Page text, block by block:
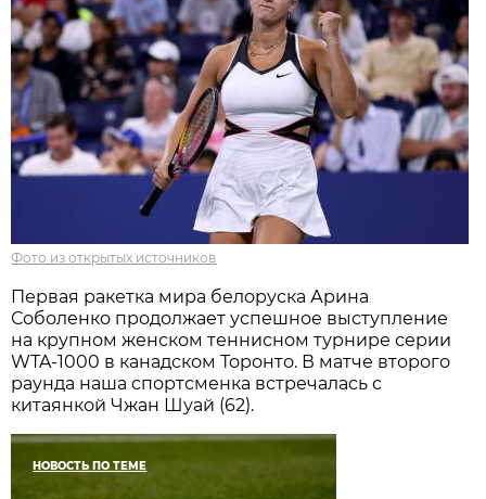
Фото из открытых источников
Первая ракетка мира белоруска Арина
Соболенко продолжает успешное выступление
на крупном женском теннисном турнире серии
WTA-1000 в канадском Торонто. В матче второго
раунда наша спортсменка встречалась с
китаянкой Чжан Шуай (62).
НОВОСТЬ ПО ТЕМЕ